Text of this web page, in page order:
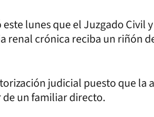
lunes que el Juzgado Civil
crónica reciba un riñón
judicial puesto que la
un familiar directo.